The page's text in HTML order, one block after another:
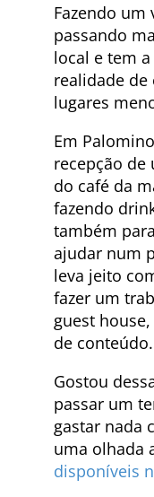
Fazendo um
passando
local e tem
realidade de
lugares
Em
recepção de
do café da
fazendo
também
ajudar num
leva jeito
fazer um
guest
de conteúdo.
Gostou
passar um
gastar nada
uma olhada
disponíveis